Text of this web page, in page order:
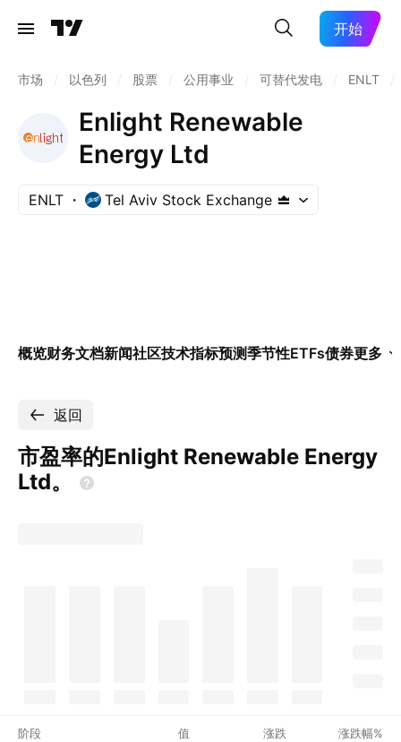
开始
市场 以色列 股票 公用事业 可替代发电 ENLT
Enlight Renewable
Energy Ltd
ENLT Tel Aviv Stock Exchange
概览财务文档新闻社区技术指标预测季节性ETFs债券更多
返回
市盈率的Enlight Renewable Energy
Ltd。
阶段 值 涨跌 涨跌幅%